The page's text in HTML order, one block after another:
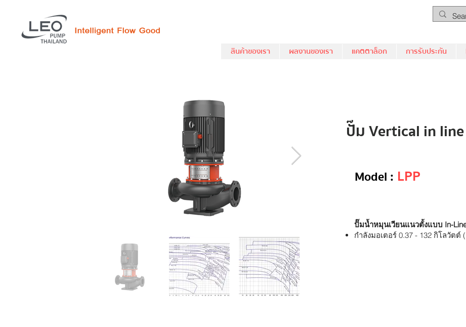
สินค้าของเรา ผลงานของเรา แคตตาล็อก การรับประกัน
ปั๊ม Vertical in line
Model : LPP
ปั๊มน้ำหมุนเวียนแนวตั้งแบบ In-
กำลังมอเตอร์ 0.37 - 132 กิโลวัตต์